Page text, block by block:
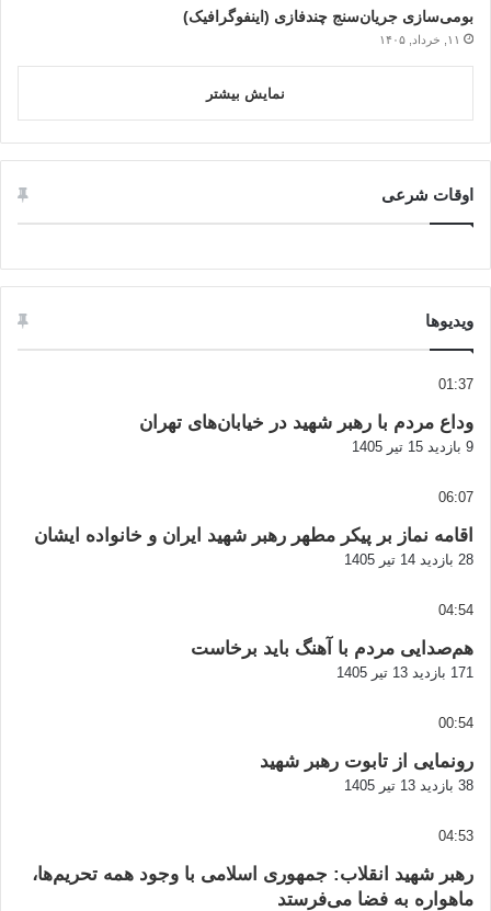
بومی‌سازی جریان‌سنج چندفازی (اینفوگرافیک)
۱۱, خرداد, ۱۴۰۵
نمایش بیشتر
اوقات شرعی
ویدیوها
01:37
وداع مردم با رهبر شهید در خیابان‌های تهران
9 بازدید 15 تیر 1405
06:07
اقامه نماز بر پیکر مطهر رهبر شهید ایران و خانواده ایشان
28 بازدید 14 تیر 1405
04:54
هم‌صدایی مردم با آهنگ باید برخاست
171 بازدید 13 تیر 1405
00:54
رونمایی از تابوت رهبر شهید
38 بازدید 13 تیر 1405
04:53
رهبر شهید انقلاب: جمهوری اسلامی با وجود همه تحریم‌ها،
ماهواره به فضا می‌فرستد